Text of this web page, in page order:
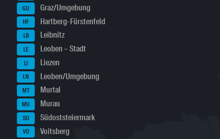
GU Graz/Umgebung
HF Hartberg-Fürstenfeld
LB Leibnitz
LE Leoben – Stadt
LI Liezen
LN Leoben/Umgebung
MT Murtal
MU Murau
SO Südoststeiermark
VO Voitsberg